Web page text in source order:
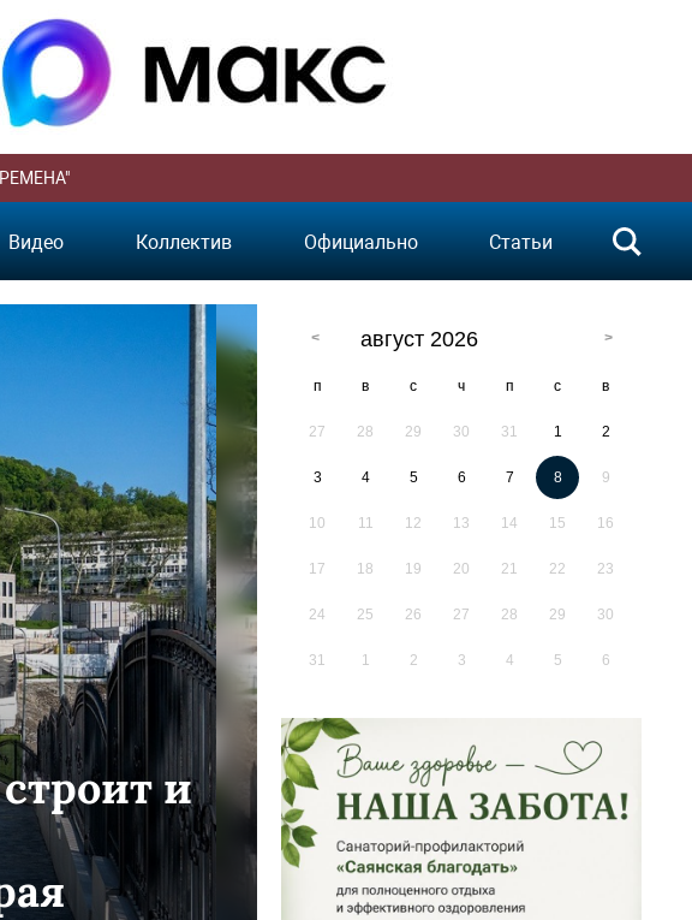
Видео Коллектив Официально Статьи
и
август 2026
п в с ч п с в
27 28 29 30 31 1 2
3 4 5 6 7 8 9
10 11 12 13 14 15 16
17 18 19 20 21 22 23
24 25 26 27 28 29 30
31 1 2 3 4 5 6